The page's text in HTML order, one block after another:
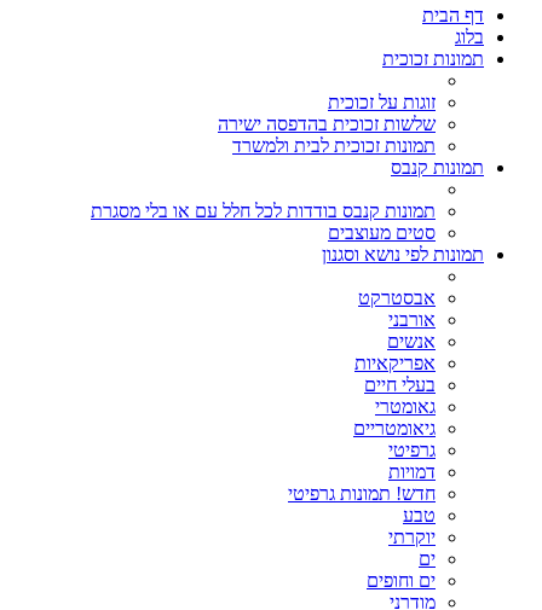
דף הבית
בלוג
תמונות זכוכית
זוגות על זכוכית
שלשות זכוכית בהדפסה ישירה
תמונות זכוכית לבית ולמשרד
תמונות קנבס
תמונות קנבס בודדות לכל חלל עם או בלי מסגרת
סטים מעוצבים
תמונות לפי נושא וסגנון
אבסטרקט
אורבני
אנשים
אפריקאיות
בעלי חיים
גאומטרי
גיאומטריים
גרפיטי
דמויות
חדש! תמונות גרפיטי
טבע
יוקרתי
ים
ים וחופים
מודרני